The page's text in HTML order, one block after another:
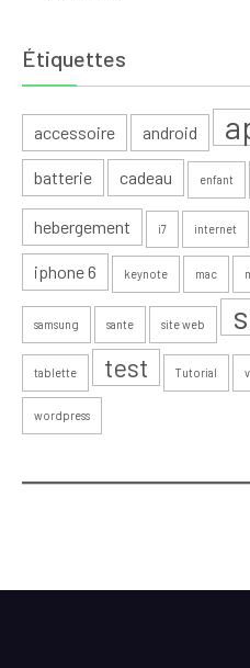
Étiquettes
accessoire android
batterie cadeau enfant
hebergement i7 internet
iphone 6 keynote mac
samsung sante site web
tablette test Tutorial
wordpress